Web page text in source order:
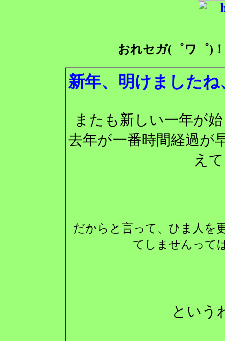
おれセガ(゜ワ゜)
新年、明けました
またも新しい一年が
去年が一番時間経過が
え
だからと言って、ひま人を
てしませんって
という